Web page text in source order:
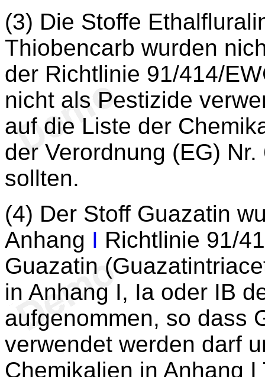
(3) Die Stoffe
Thiobencarb wurden
der Richtlinie 91/414/
nicht als Pestizide
auf die Liste der
der Verordnung (EG)
sollten.
(4) Der Stoff Guazatin
Anhang I Richtlinie 91/
Guazatin
in Anhang I, Ia oder IB
aufgenommen, so dass
verwendet werden darf
Chemikalien in Anhang